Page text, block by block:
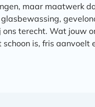
maar maatwerk
ons terecht. Wat jouw
is, fris aanvoelt